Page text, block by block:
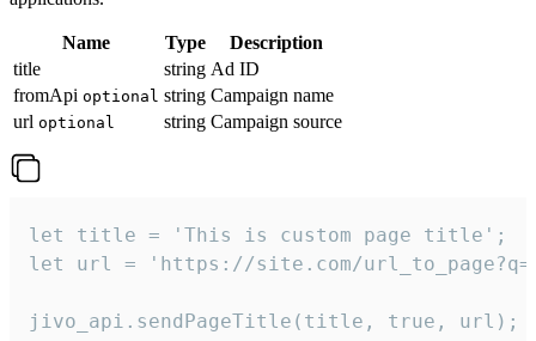
Name Type
Description
title
string Ad ID
fromApi optional string Campaign name
url optional string Campaign source
let title = 'This is custom page title';
let url = 'https://site.com/
jivo_api.sendPageTitle(title, true, url);